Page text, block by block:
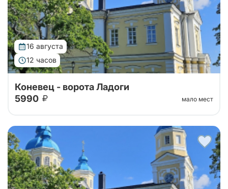
16 августа
12 часов
Тур организован совместно с Паломнической
службой Коневского монастыря. Уехать утром с
большой земли, чтобы к вечеру вернуться другим
человеком — такую силу имеет однодне...
Коневец - ворота Ладоги
5990
мало мест